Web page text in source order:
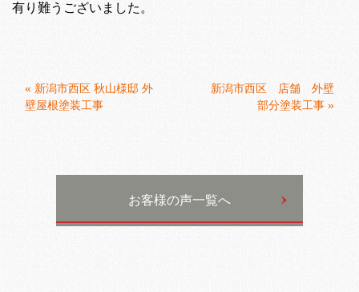
有り難うございました。
« 新潟市西区 秋山様邸 外
壁屋根塗装工事
新潟市西区 店舗 外壁
部分塗装工事 »
お客様の声一覧へ